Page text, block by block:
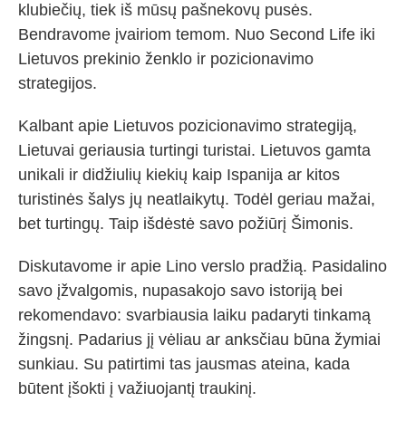
klubiečių, tiek iš mūsų pašnekovų pusės.
Bendravome įvairiom temom. Nuo Second Life iki
Lietuvos prekinio ženklo ir pozicionavimo
strategijos.
Kalbant apie Lietuvos pozicionavimo strategiją,
Lietuvai geriausia turtingi turistai. Lietuvos gamta
unikali ir didžiulių kiekių kaip Ispanija ar kitos
turistinės šalys jų neatlaikytų. Todėl geriau mažai,
bet turtingų. Taip išdėstė savo požiūrį Šimonis.
Diskutavome ir apie Lino verslo pradžią. Pasidalino
savo įžvalgomis, nupasakojo savo istoriją bei
rekomendavo: svarbiausia laiku padaryti tinkamą
žingsnį. Padarius jį vėliau ar anksčiau būna žymiai
sunkiau. Su patirtimi tas jausmas ateina, kada
būtent įšokti į važiuojantį traukinį.